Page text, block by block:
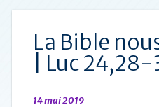
La Bible
| Luc 24,28-
14 mai 2019